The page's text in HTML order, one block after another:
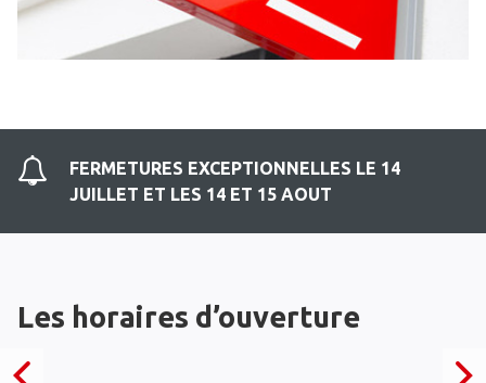
FERMETURES EXCEPTIONNELLES LE 14
JUILLET ET LES 14 ET 15 AOUT
Les horaires d’ouverture